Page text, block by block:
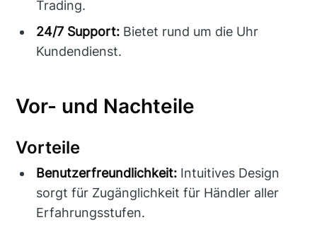
Trading.
24/7 Support: Bietet rund um die Uhr
Kundendienst.
Vor- und Nachteile
Vorteile
Benutzerfreundlichkeit: Intuitives Design
sorgt für Zugänglichkeit für Händler aller
Erfahrungsstufen.